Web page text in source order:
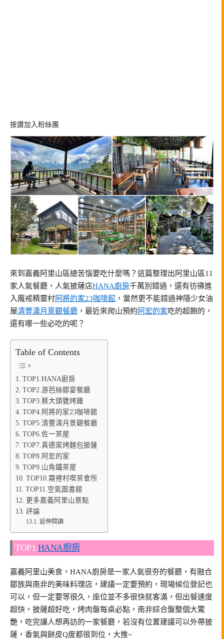
按讚加入粉絲團
來到嘉義阿里山區總苦惱要吃什麼嗎？這篇整理出阿里山區11
家人氣餐廳，人氣披薩店HANA廚房千萬別錯過，還有彷彿進
入魔戒精靈村阿將的家23咖啡館 ，當然更不能錯過神隱少女油
屋清豐濤月景觀餐廳 ，最近來爬山預約阿宏的家吃的超飽的，
還有哪一些必吃的呢？
Table of Contents
TOP1.HANA廚房
TOP2.游芭絲鄒宴餐廳
TOP3.蔡大頭甕烤雞
TOP4.阿將的家23咖啡館
TOP5.清豐濤月景觀餐廳
TOP6.佐一茶屋
TOP7.真德窯烤麵包披薩
TOP8.阿宏的家
TOP9.山角鐵茶屋
TOP10.霧裡村喫茶會所
TOP11.空氣圖書館
更多嘉義阿里山景點
評論
延伸閱讀
TOP1.HANA廚房
嘉義阿里山美食，HANA廚房是一家人氣很夯的餐廳，有融合
鄒族與南非的美味料理店，建議一定要預約，現場候位登記也
可以，但一定要等很久，座位並不多很快就客滿，但出餐速度
超快，披薩超好吃，烤肉盤每桌必點，南非綜合盤整個大驚
艷，吃完讓人想再訪的一家餐廳，若沒有位置建議可以外帶披
薩，香氣與餅皮Q度都很到位，大推~